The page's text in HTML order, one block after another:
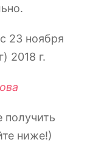
с 23 ноября
2018 г.
ниже!)